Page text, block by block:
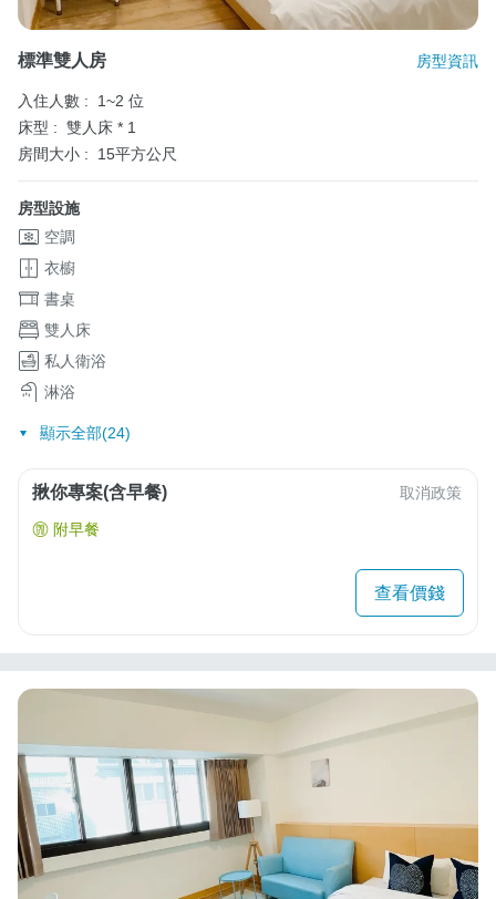
標準雙人房 房型資訊
入住人數 :
1~2 位
床型 : 雙人床 * 1
房間大小 :
15平方公尺
房型設施
空調
衣櫥
書桌
雙人床
私人衛浴
淋浴
顯示全部(24)
揪你專案(含早餐) 取消政策
附早餐
查看價錢